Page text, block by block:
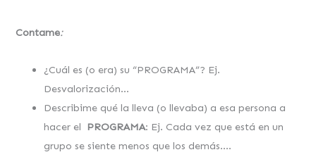
Contame:
¿Cuál es (o era) su “PROGRAMA”? Ej.
Desvalorización…
Describime qué la lleva (o llevaba) a esa persona a
hacer el PROGRAMA: Ej. Cada vez que está en un
grupo se siente menos que los demás….